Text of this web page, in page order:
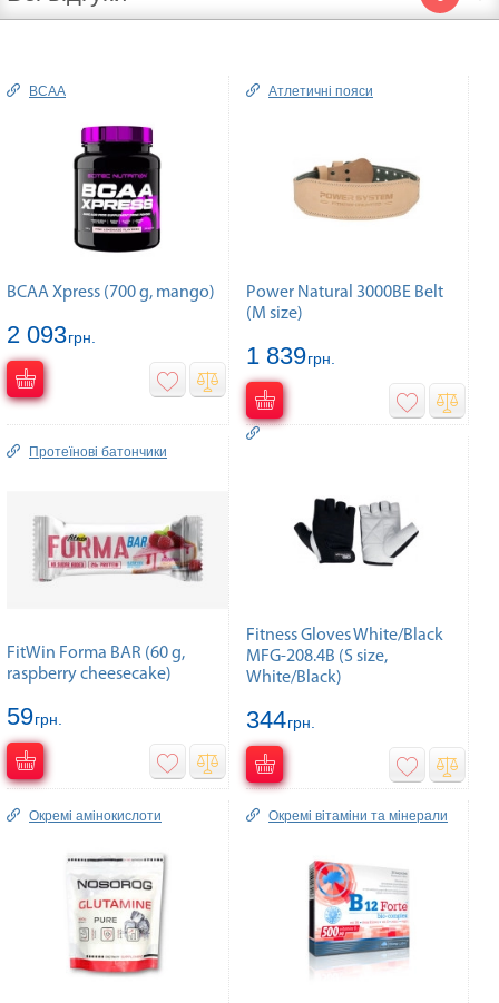
BCAA
BCAA Xpress (700 g, mango)
2 093грн.
Атлетичні пояси
Power Natural 3000BE Belt
(M size)
1 839грн.
Протеїнові батончики
FitWin Forma BAR (60 g,
raspberry cheesecake)
59грн.
Fitness Gloves White/Black
MFG-208.4B (S size,
White/Black)
344грн.
Окремі амінокислоти Окремі вітаміни та мінерали